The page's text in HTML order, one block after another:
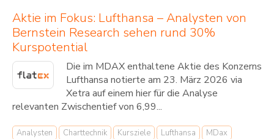
Aktie im Fokus: Lufthansa – Analysten von
Bernstein Research sehen rund 30%
Kurspotential
Die im MDAX enthaltene Aktie des Konzerns
Lufthansa notierte am 23. März 2026 via
Xetra auf einem hier für die Analyse
relevanten Zwischentief von 6,99...
Analysten Charttechnik Kursziele Lufthansa
MDax